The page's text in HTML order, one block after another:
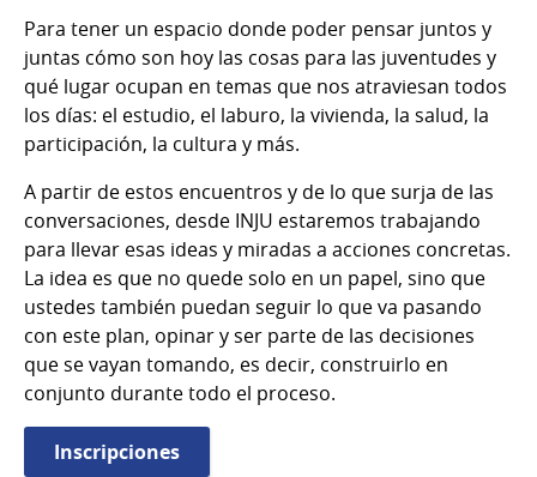
Para tener un espacio donde poder pensar juntos y
juntas cómo son hoy las cosas para las juventudes y
qué lugar ocupan en temas que nos atraviesan todos
los días: el estudio, el laburo, la vivienda, la salud, la
participación, la cultura y más.
A partir de estos encuentros y de lo que surja de las
conversaciones, desde INJU estaremos trabajando
para llevar esas ideas y miradas a acciones concretas.
La idea es que no quede solo en un papel, sino que
ustedes también puedan seguir lo que va pasando
con este plan, opinar y ser parte de las decisiones
que se vayan tomando, es decir, construirlo en
conjunto durante todo el proceso.
Inscripciones